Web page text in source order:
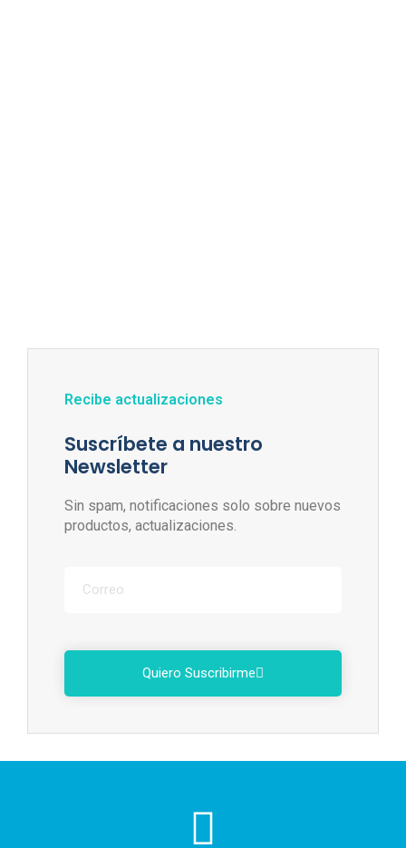
Recibe actualizaciones
Suscríbete a nuestro
Newsletter
Sin spam, notificaciones solo sobre nuevos
productos, actualizaciones.
Quiero Suscribirme